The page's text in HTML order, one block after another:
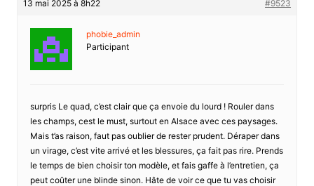
13 mai 2025 à 8h22 #9523
phobie_admin
Participant
surpris Le quad, c’est clair que ça envoie du lourd ! Rouler dans
les champs, cest le must, surtout en Alsace avec ces paysages.
Mais t’as raison, faut pas oublier de rester prudent. Déraper dans
un virage, c’est vite arrivé et les blessures, ça fait pas rire. Prends
le temps de bien choisir ton modèle, et fais gaffe à l’entretien, ça
peut coûter une blinde sinon. Hâte de voir ce que tu vas choisir